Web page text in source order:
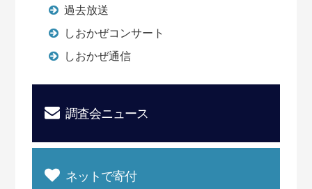
過去放送
しおかぜコンサート
しおかぜ通信
調査会ニュース
ネットで寄付